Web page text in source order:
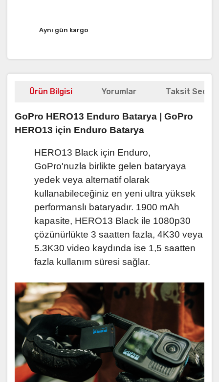
Aynı gün kargo
Ürün Bilgisi Yorumlar Taksit
GoPro HERO13 Enduro Batarya | GoPro
HERO13 için Enduro Batarya
HERO13 Black için Enduro,
GoPro'nuzla birlikte gelen bataryaya
yedek veya alternatif olarak
kullanabileceğiniz en yeni ultra yüksek
performanslı bataryadır. 1900 mAh
kapasite, HERO13 Black ile 1080p30
çözünürlükte 3 saatten fazla, 4K30 veya
5.3K30 video kaydında ise 1,5 saatten
fazla kullanım süresi sağlar.